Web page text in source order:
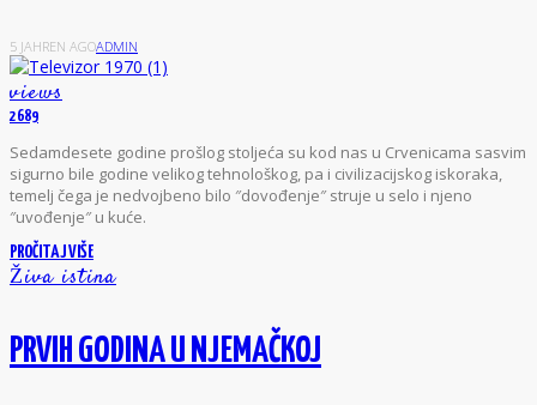
5 JAHREN AGOADMIN
views
2689
Sedamdesete godine prošlog stoljeća su kod nas u Crvenicama sasvim
sigurno bile godine velikog tehnološkog, pa i civilizacijskog iskoraka,
temelj čega je nedvojbeno bilo ″dovođenje″ struje u selo i njeno
″uvođenje″ u kuće.
PROČITAJ VIŠE
Živa istina
PRVIH GODINA U NJEMAČKOJ